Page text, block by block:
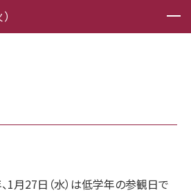
1月27日（水）は低学年の参観日で